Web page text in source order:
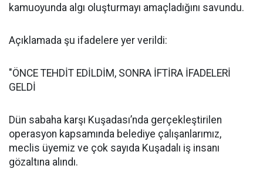
kamuoyunda algı oluşturmayı amaçladığını savundu.
Açıklamada şu ifadelere yer verildi:
"ÖNCE TEHDİT EDİLDİM, SONRA İFTİRA İFADELERİ
GELDİ
Dün sabaha karşı Kuşadası’nda gerçekleştirilen
operasyon kapsamında belediye çalışanlarımız,
meclis üyemiz ve çok sayıda Kuşadalı iş insanı
gözaltına alındı.